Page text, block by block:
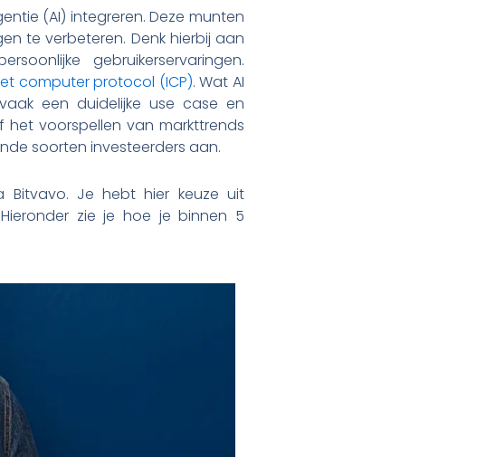
(AI) integreren. Deze munten
te verbeteren. Denk hierbij aan
gebruikerservaringen.
computer protocol (ICP). Wat AI
een duidelijke use case en
voorspellen van markttrends
soorten investeerders aan.
Bitvavo. Je hebt hier keuze uit
zie je hoe je binnen 5